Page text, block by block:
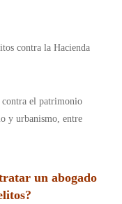
contra la Hacienda
contra el patrimonio
y urbanismo, entre
un abogado